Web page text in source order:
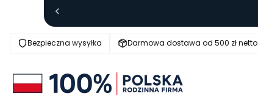
Bezpieczna wysyłka Darmowa dostawa od 500 zł netto